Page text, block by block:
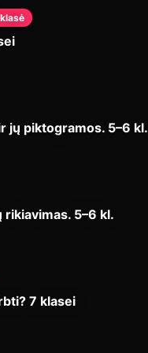
jų piktogramos. 5–6 kl.
rikiavimas. 5–6 kl.
7 klasei